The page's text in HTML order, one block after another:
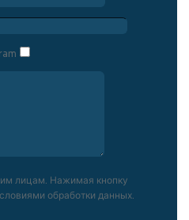
лицам. Нажимая кнопку
обработки данных.